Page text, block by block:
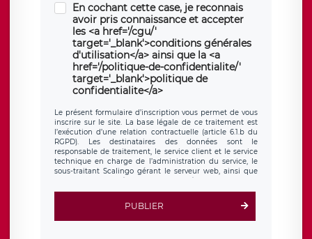
En cochant cette case, je reconnais
avoir pris connaissance et accepter
les <a href='/cgu/'
target='_blank'>conditions générales
d'utilisation</a> ainsi que la <a
href='/politique-de-confidentialite/'
target='_blank'>politique de
confidentialite</a>
Le présent formulaire d’inscription vous permet de vous
inscrire sur le site. La base légale de ce traitement est
l’exécution d’une relation contractuelle (article 6.1.b du
RGPD). Les destinataires des données sont le
responsable de traitement, le service client et le service
technique en charge de l’administration du service, le
sous-traitant Scalingo gérant le serveur web, ainsi que
toute personne légalement autorisée. Le formulaire
d’inscription est hébergé sur un serveur hébergé par
clauses de
protection conformes au RGPD
. Les données collectées
sont conservées jusqu’à ce que l’Internaute en sollicite la
PUBLIER